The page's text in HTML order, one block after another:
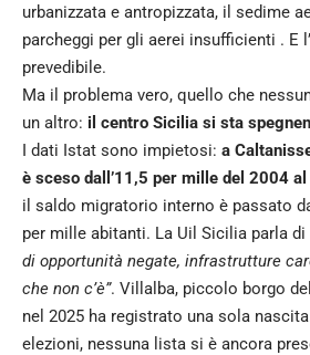
urbanizzata e antropizzata, il sedime
parcheggi per gli aerei insufficienti . E
prevedibile.
Ma il problema vero, quello che
un altro: il centro Sicilia si sta
I dati Istat sono impietosi: a
è sceso dall’11,5 per mille del 2004
il saldo migratorio interno è passato
per mille abitanti. La Uil Sicilia parla di
di opportunità negate, infrastrutture
che non c’è”. Villalba, piccolo borgo
nel 2025 ha registrato una sola
elezioni, nessuna lista si è ancora